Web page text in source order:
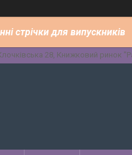
стрічки для випускників
28, Книжковий ринок